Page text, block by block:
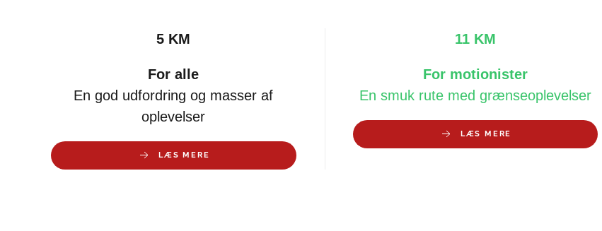
5 KM
For alle
En god udfordring og masser af
oplevelser
LÆS MERE
11 KM
For motionister
En smuk rute med grænseoplevelser
LÆS MERE